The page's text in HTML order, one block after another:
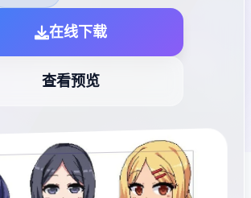
在线下载
查看预览